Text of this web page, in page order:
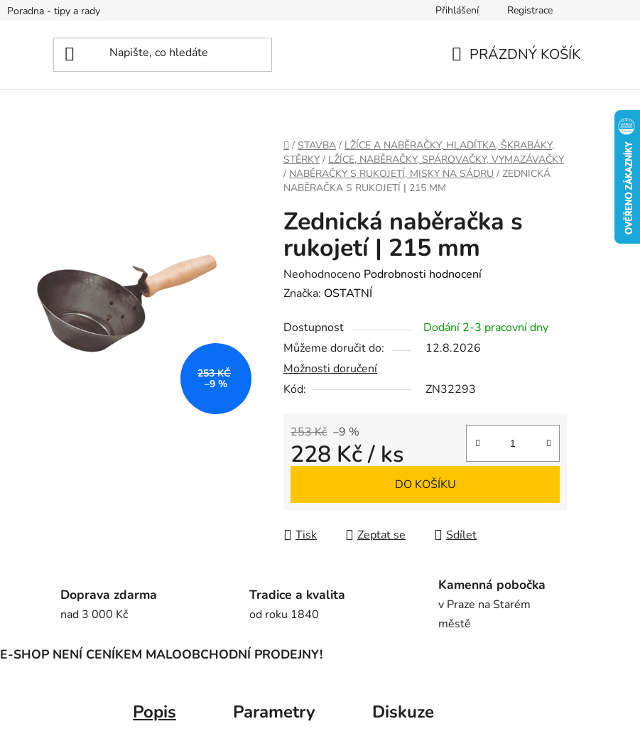
Poradna - tipy a rady Přihlášení Registrace
PRÁZDNÝ KOŠÍK
DOMŮ
/ STAVBA / LŽÍCE A NABĚRAČKY, HLADÍTKA, ŠKRABÁKY,
STĚRKY / LŽÍCE, NABĚRAČKY, SPÁROVAČKY, VYMAZÁVAČKY
/ NABĚRAČKY S RUKOJETÍ, MISKY NA SÁDRU / ZEDNICKÁ
NABĚRAČKA S RUKOJETÍ | 215 MM
Zednická naběračka s
rukojetí | 215 mm
Průměrné
hodnocení
je
0,0
z
5
Neohodnoceno Podrobnosti hodnocení
Značka: OSTATNÍ
Dostupnost
Dodání 2-3 pracovní dny
Můžeme doručit do:
12.8.2026
Možnosti doručení
Kód:
ZN32293
253 Kč –9 %
228 Kč/ ks
DO KOŠÍKU
Tisk Zeptat se Sdílet
253 KČ
–9 %
Doprava zdarma
nad 3 000 Kč
Tradice a kvalita
od roku 1840
Kamenná pobočka
v Praze na Starém
městě
E-SHOP NENÍ CENÍKEM MALOOBCHODNÍ PRODEJNY!
Popis Parametry Diskuze